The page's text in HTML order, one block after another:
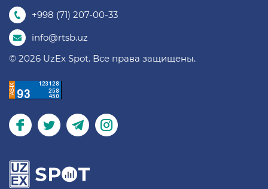
+998 (71) 207-00-33
info@rtsb.uz
© 2026 UzEx Spot. Все права защищены.